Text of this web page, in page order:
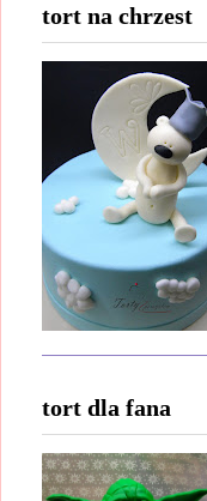
tort na chrzest
tort dla fana